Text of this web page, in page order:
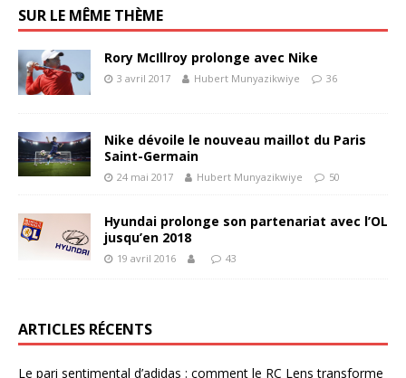
SUR LE MÊME THÈME
Rory McIllroy prolonge avec Nike
3 avril 2017 Hubert Munyazikwiye 36
Nike dévoile le nouveau maillot du Paris
Saint-Germain
24 mai 2017 Hubert Munyazikwiye 50
Hyundai prolonge son partenariat avec l’OL
jusqu’en 2018
19 avril 2016 43
ARTICLES RÉCENTS
Le pari sentimental d’adidas : comment le RC Lens transforme